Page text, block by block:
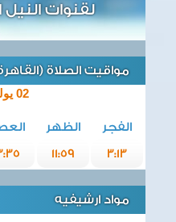
لقنوات
مواقيت الصلاة
02 يوليو
الفجر الظهر
3:13
11:59
مواد ارشيفيه